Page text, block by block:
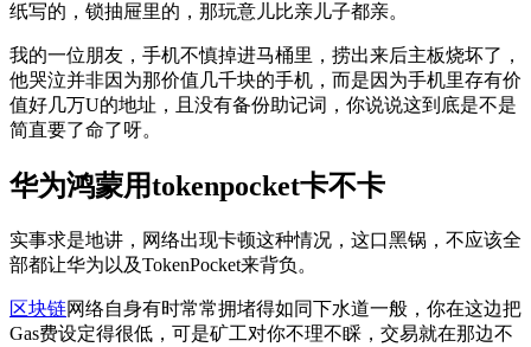
纸写的，锁抽屉里的，那玩意儿比亲儿子都亲。
我的一位朋友，手机不慎掉进马桶里，捞出来后主板烧坏了，
他哭泣并非因为那价值几千块的手机，而是因为手机里存有价
值好几万U的地址，且没有备份助记词，你说说这到底是不是
简直要了命了呀。
华为鸿蒙用tokenpocket卡不卡
实事求是地讲，网络出现卡顿这种情况，这口黑锅，不应该全
部都让华为以及TokenPocket来背负。
区块链网络自身有时常常拥堵得如同下水道一般，你在这边把
Gas费设定得很低，可是矿工对你不理不睬，交易就在那边不